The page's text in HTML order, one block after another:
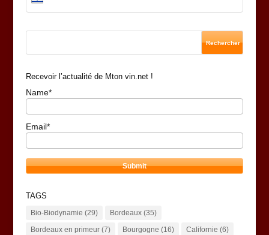
Recevoir l’actualité de Mton vin.net !
Name*
Email*
TAGS
Bio-Biodynamie (29) Bordeaux(35)
Bordeaux en primeur(7) Bourgogne (16) Californie (6)